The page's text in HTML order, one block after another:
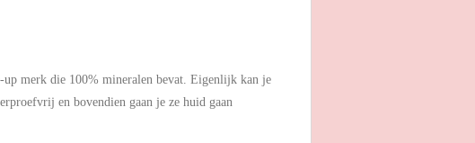
up merk die 100% mineralen bevat. Eigenlijk kan je
en bovendien gaan je ze huid gaan